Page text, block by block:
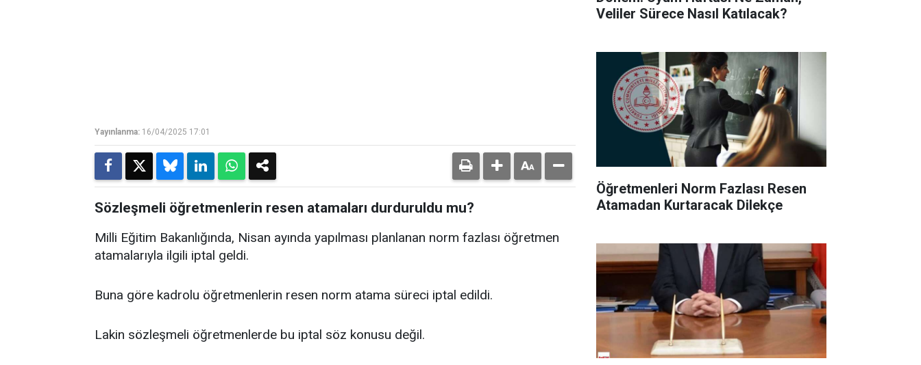
Yayınlanma: 16/04/2025 17:01
Sözleşmeli öğretmenlerin resen atamaları durduruldu mu?
Milli Eğitim Bakanlığında, Nisan ayında yapılması planlanan norm fazlası öğretmen
atamalarıyla ilgili iptal geldi.
Buna göre kadrolu öğretmenlerin resen norm atama süreci iptal edildi.
Lakin sözleşmeli öğretmenlerde bu iptal söz konusu değil.
Veliler Sürece Nasıl Katılacak?
Öğretmenleri Norm Fazlası Resen
Atamadan Kurtaracak Dilekçe